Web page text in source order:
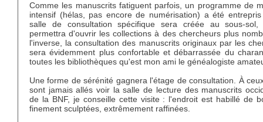
Comme les manuscrits fatiguent parfois, un programme de
intensif (hélas, pas encore de numérisation) a été
salle de consultation spécifique sera créée au sous-
permettra d'ouvrir les collections à des chercheurs plus
l'inverse, la consultation des manuscrits originaux par les
sera évidemment plus confortable et débarrassée du
toutes les bibliothèques qu'est mon ami le généalogiste
Une forme de sérénité gagnera l'étage de consultation. À
sont jamais allés voir la salle de lecture des manuscrits
de la BNF, je conseille cette visite : l'endroit est habillé de
finement sculptées, extrêmement raffinées.